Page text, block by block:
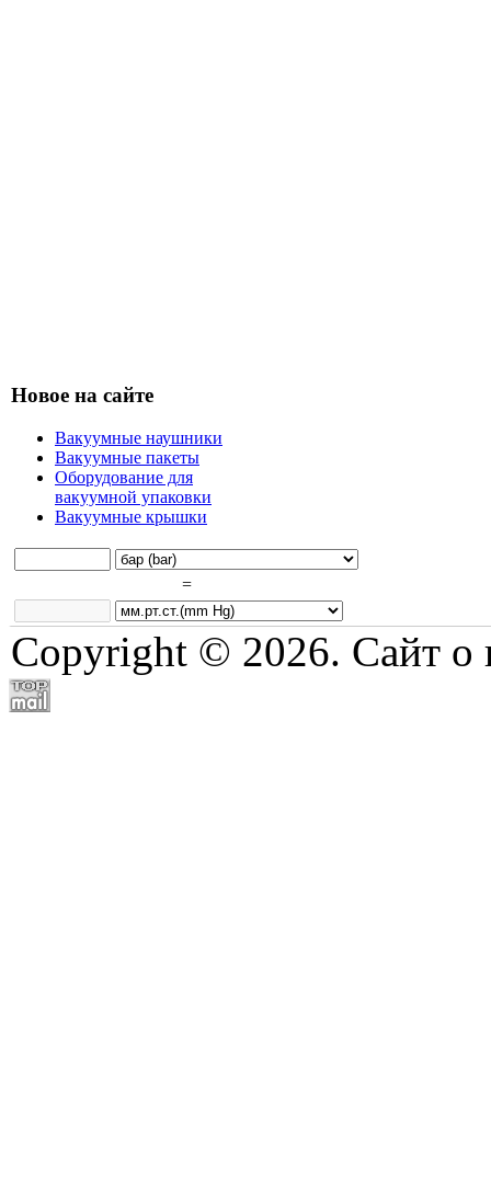
Новое на сайте
Вакуумные наушники
Вакуумные пакеты
Оборудование для
вакуумной упаковки
Вакуумные крышки
=
Copyright © 2026. Сайт о